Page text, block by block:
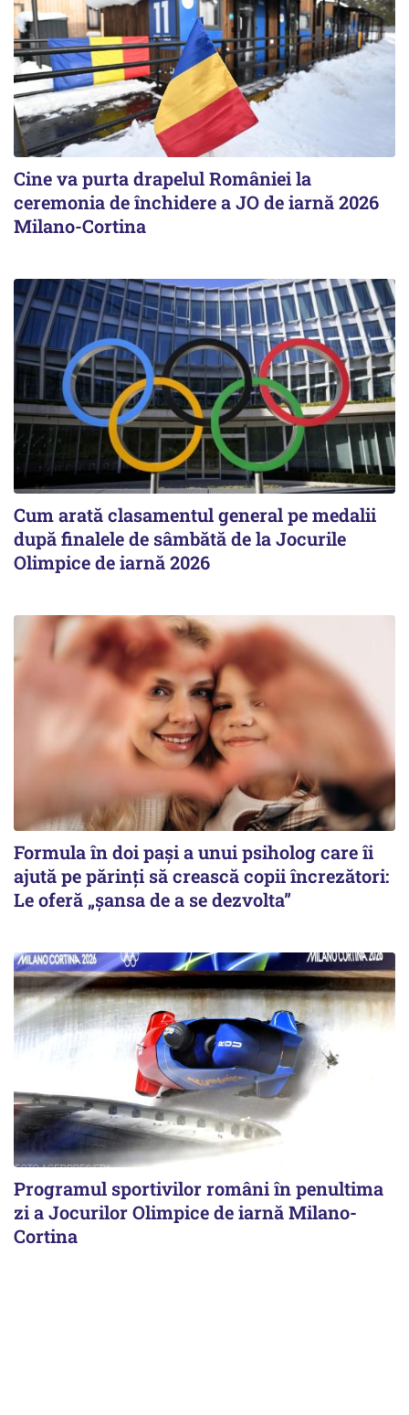
Cine va purta drapelul României la
ceremonia de închidere a JO de iarnă 2026
Milano-Cortina
Cum arată clasamentul general pe medalii
după finalele de sâmbătă de la Jocurile
Olimpice de iarnă 2026
Formula în doi pași a unui psiholog care îi
ajută pe părinți să crească copii încrezători:
Le oferă „șansa de a se dezvolta”
Programul sportivilor români în penultima
zi a Jocurilor Olimpice de iarnă Milano-
Cortina